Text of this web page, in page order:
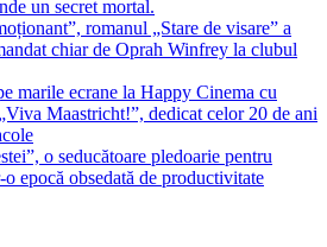
un secret mortal.
romanul „Stare de visare” a
chiar de Oprah Winfrey la clubul
marile ecrane la Happy Cinema cu
Maastricht!”, dedicat celor 20 de ani
o seducătoare pledoarie pentru
epocă obsedată de productivitate